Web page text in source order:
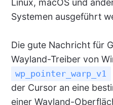
Linux, macOS und
Systemen ausgeführt
Die gute Nachricht für
Wayland-Treiber von
wp_pointer_warp_v1
der Cursor an eine
einer Wayland-